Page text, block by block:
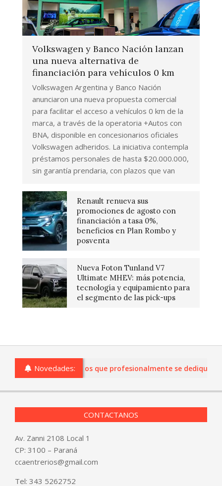
Volkswagen y Banco Nación lanzan
una nueva alternativa de
financiación para vehículos 0 km
Volkswagen Argentina y Banco Nación
anunciaron una nueva propuesta comercial
para facilitar el acceso a vehículos 0 km de la
marca, a través de la operatoria +Autos con
BNA, disponible en concesionarios oficiales
Volkswagen adheridos. La iniciativa contempla
préstamos personales de hasta $20.000.000,
sin garantía prendaria, con plazos que van
Renault renueva sus
promociones de agosto con
financiación a tasa 0%,
beneficios en Plan Rombo y
posventa
Nueva Foton Tunland V7
Ultimate MHEV: más potencia,
tecnología y equipamiento para
el segmento de las pick-ups
Novedades:
comercios de Entre Ríos que profesionalmente se dediquen
CONTACTANOS
Av. Zanni 2108 Local 1
CP: 3100 – Paraná
ccaentrerios@gmail.com
Tel: 343 5262752